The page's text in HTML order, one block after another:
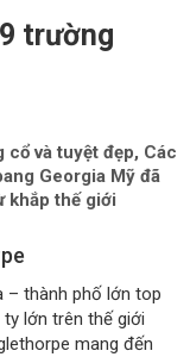
trường
và tuyệt đẹp, Các
Georgia Mỹ đã
khắp thế giới
– thành phố lớn top
lớn trên thế giới
mang đến